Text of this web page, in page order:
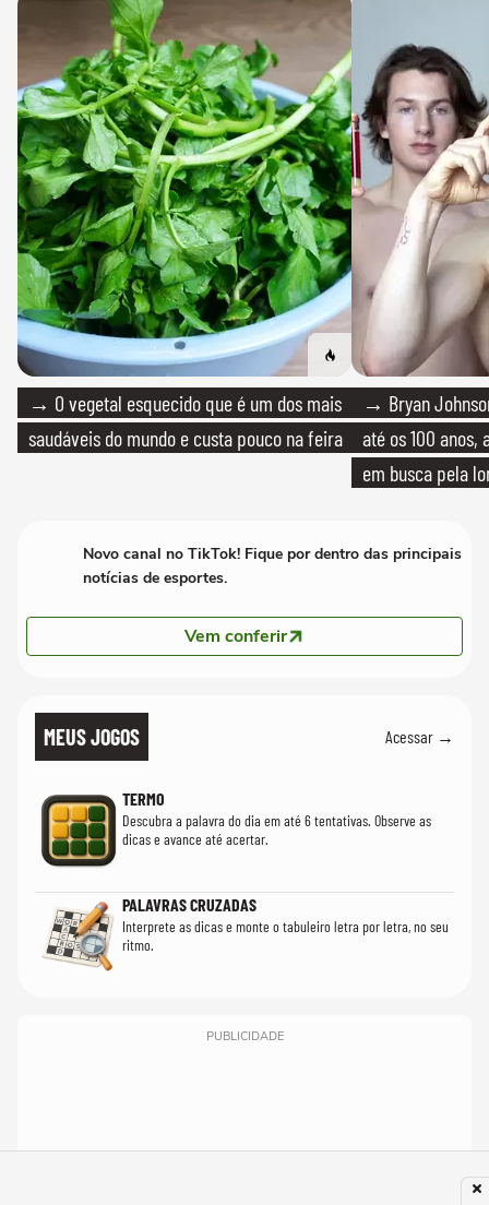
→ O vegetal esquecido que é um dos mais
saudáveis do mundo e custa pouco na feira
→ Bryan
até os 100
em busca pela
Novo canal no TikTok! Fique por dentro das principais
notícias de esportes.
Vem conferir
MEUS JOGOS Acessar →
TERMO
Descubra a palavra do dia em até 6 tentativas. Observe as
dicas e avance até acertar.
PALAVRAS CRUZADAS
Interprete as dicas e monte o tabuleiro letra por letra, no seu
ritmo.
PUBLICIDADE